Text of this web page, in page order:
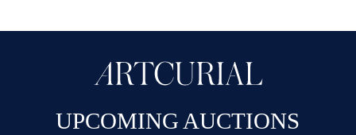
UPCOMING AUCTIONS